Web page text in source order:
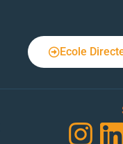
Ecole